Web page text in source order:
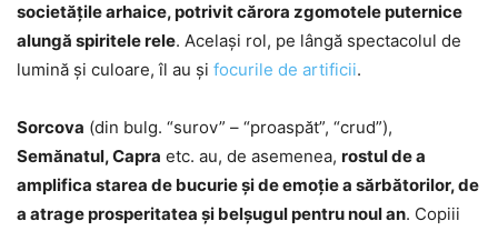
societăţile arhaice, potrivit cărora zgomotele puternice
alungă spiritele rele. Acelaşi rol, pe lângă spectacolul de
lumină şi culoare, îl au şi focurile de artificii.
Sorcova (din bulg. “surov” – “proaspăt”, “crud”),
Semănatul, Capra etc. au, de asemenea, rostul de a
amplifica starea de bucurie şi de emoţie a sărbătorilor, de
a atrage prosperitatea şi belşugul pentru noul an. Copiii